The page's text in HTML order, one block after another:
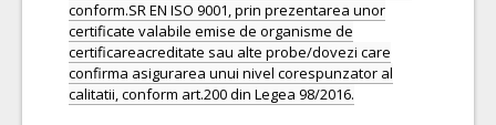
conform.SR EN ISO 9001, prin prezentarea unor
certificate valabile emise de organisme de
certificareacreditate sau alte probe/dovezi care
confirma asigurarea unui nivel corespunzator al
calitatii, conform art.200 din Legea 98/2016.